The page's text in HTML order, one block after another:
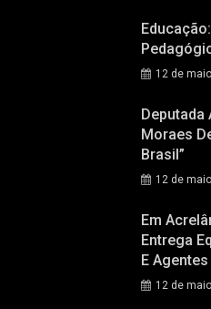
12 de
Deputada
Moraes
Brasil”
12 de
Em
Entrega
E
12 de